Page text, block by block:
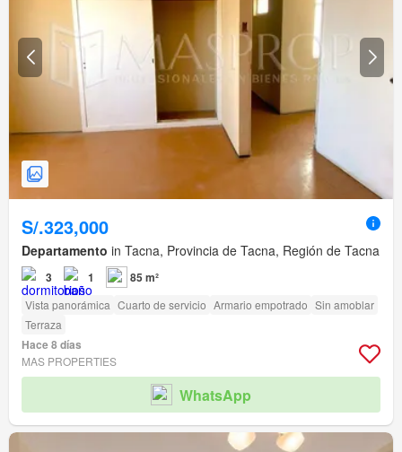
S/.323,000
Departamento in Tacna, Provincia de Tacna, Región de Tacna
3 1 85 m²
Vista panorámica Cuarto de servicio Armario empotrado Sin amoblar
Terraza
Hace 8 días
MAS PROPERTIES
WhatsApp